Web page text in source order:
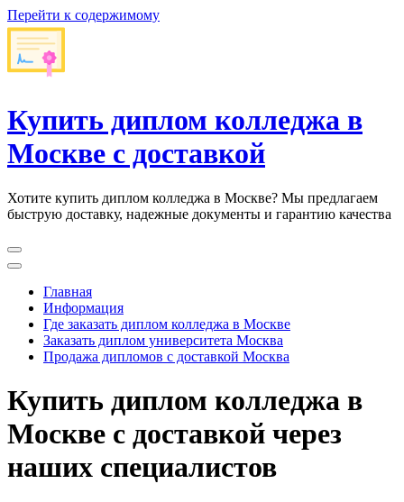
Перейти к содержимому
Купить диплом колледжа в
Москве с доставкой
Хотите купить диплом колледжа в Москве? Мы предлагаем
быструю доставку, надежные документы и гарантию качества
Главная
Информация
Где заказать диплом колледжа в Москве
Заказать диплом университета Москва
Продажа дипломов с доставкой Москва
Купить диплом колледжа в
Москве с доставкой через
наших специалистов